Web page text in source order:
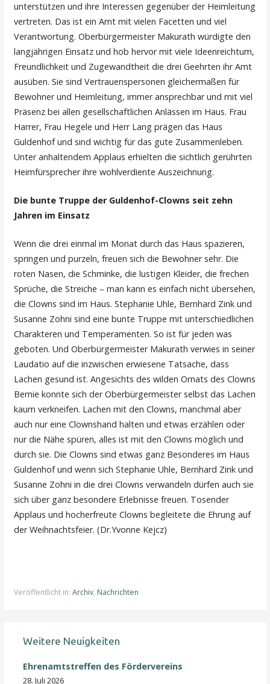
unterstützen und ihre Interessen gegenüber der Heimleitung
vertreten. Das ist ein Amt mit vielen Facetten und viel
Verantwortung. Oberbürgermeister Makurath würdigte den
langjährigen Einsatz und hob hervor mit viele Ideenreichtum,
Freundlichkeit und Zugewandtheit die drei Geehrten ihr Amt
ausüben. Sie sind Vertrauenspersonen gleichermaßen für
Bewohner und Heimleitung, immer ansprechbar und mit viel
Präsenz bei allen gesellschaftlichen Anlässen im Haus. Frau
Harrer, Frau Hegele und Herr Lang prägen das Haus
Guldenhof und sind wichtig für das gute Zusammenleben.
Unter anhaltendem Applaus erhielten die sichtlich gerührten
Heimfürsprecher ihre wohlverdiente Auszeichnung.
Die bunte Truppe der Guldenhof-Clowns seit zehn
Jahren im Einsatz
Wenn die drei einmal im Monat durch das Haus spazieren,
springen und purzeln, freuen sich die Bewohner sehr. Die
roten Nasen, die Schminke, die lustigen Kleider, die frechen
Sprüche, die Streiche – man kann es einfach nicht übersehen,
die Clowns sind im Haus. Stephanie Uhle, Bernhard Zink und
Susanne Zohni sind eine bunte Truppe mit unterschiedlichen
Charakteren und Temperamenten. So ist für jeden was
geboten. Und Oberbürgermeister Makurath verwies in seiner
Laudatio auf die inzwischen erwiesene Tatsache, dass
Lachen gesund ist. Angesichts des wilden Ornats des Clowns
Bernie konnte sich der Oberbürgermeister selbst das Lachen
kaum verkneifen. Lachen mit den Clowns, manchmal aber
auch nur eine Clownshand halten und etwas erzählen oder
nur die Nähe spüren, alles ist mit den Clowns möglich und
durch sie. Die Clowns sind etwas ganz Besonderes im Haus
Guldenhof und wenn sich Stephanie Uhle, Bernhard Zink und
Susanne Zohni in die drei Clowns verwandeln dürfen auch sie
sich über ganz besondere Erlebnisse freuen. Tosender
Applaus und hocherfreute Clowns begleitete die Ehrung auf
der Weihnachtsfeier. (Dr.Yvonne Kejcz)
Veröffentlicht in:Archiv, Nachrichten
Weitere Neuigkeiten
Ehrenamtstreffen des Fördervereins
28. Juli 2026